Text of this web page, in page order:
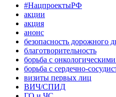
#НацпроектыРФ
акции
акция
анонс
безопасность дорожного
благотворительность
борьба с
борьба с сердечно-
визиты первых лиц
ВИЧ/СПИД